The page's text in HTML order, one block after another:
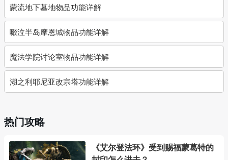
蒙流地下墓地物品功能详解
啜泣半岛摩恩城物品功能详解
魔法学院讨论室物品功能详解
湖之利耶尼亚改宗塔功能详解
热门攻略
《艾尔登法环》受到赐福蒙葛特的